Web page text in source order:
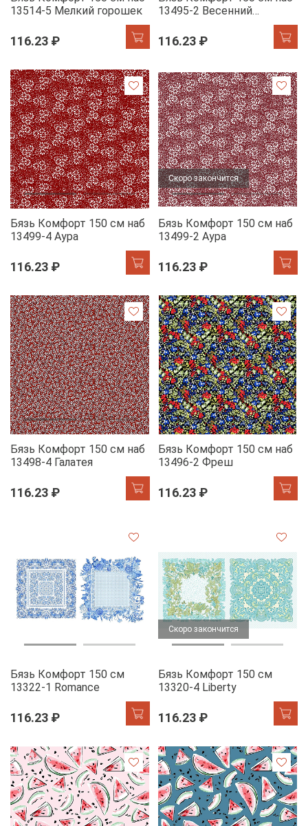
13514-5 Мелкий горошек
116.23 ₽
13495-2 Весенний
116.23 ₽
Бязь Комфорт 150 см наб
13499-4 Аура
116.23 ₽
Скоро закончится
Бязь Комфорт 150 см наб
13499-2 Аура
116.23 ₽
Бязь Комфорт 150 см наб
13498-4 Галатея
116.23 ₽
Бязь Комфорт 150 см наб
13496-2 Фреш
116.23 ₽
Бязь Комфорт 150 см
13322-1 Romance
116.23 ₽
Скоро закончится
Бязь Комфорт 150 см
13320-4 Liberty
116.23 ₽